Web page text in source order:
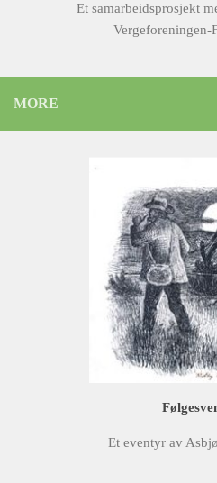
Et samarbeidsprosjekt
Vergeforeningen-
MORE
Et eventyr av